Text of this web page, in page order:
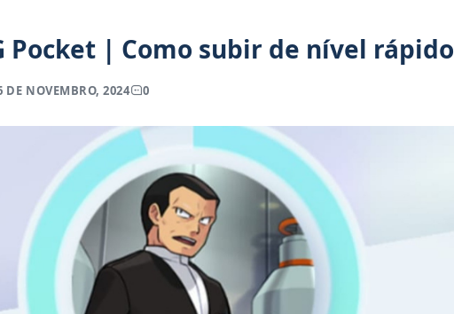
Pocket | Como subir de nível rápido
DE NOVEMBRO, 2024 0